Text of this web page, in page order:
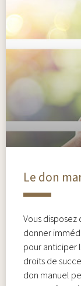
Le don
Vous
donner
pour anticiper
droits de
don manuel